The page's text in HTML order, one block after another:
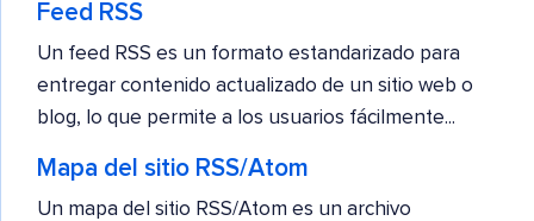
Feed RSS
Un feed RSS es un formato estandarizado para
entregar contenido actualizado de un sitio web o
blog, lo que permite a los usuarios fácilmente...
Mapa del sitio RSS/Atom
Un mapa del sitio RSS/Atom es un archivo